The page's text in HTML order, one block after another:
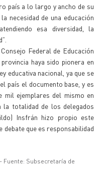
país a lo largo y ancho de su
necesidad de una educación
esa diversidad, la
Federal de Educación
haya sido pionera en
educativa nacional, ya que se
país el documento base, y es
mil ejemplares del mismo en
totalidad de los delegados
Insfrán hizo propio este
debate que es responsabilidad
- Fuente: Subsecretaría de